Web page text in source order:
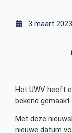
3 maart 2023
Het UWV heeft
bekend
Met deze
nieuwe datum